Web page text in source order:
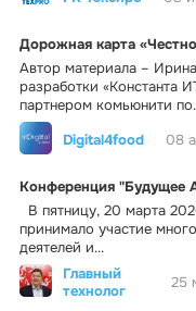
Дорожная карта
Автор материала –
разработки «Константа
партнером комьюнити
Digital4food
08
Конференция "Будущее
В пятницу, 20 марта
принимало участие
деятелей и...
Главный
технолог
25